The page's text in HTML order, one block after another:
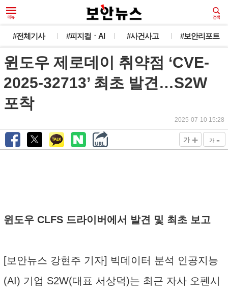
#전체기사 #피지컬ㆍAI #사건사고 #보안리포트
윈도우 제로데이 취약점 ‘CVE-
2025-32713’ 최초 발견…S2W
포착
2025-07-10 15:28
가 + 가 -
윈도우 CLFS 드라이버에서 발견 및 최초 보고
[보안뉴스 강현주 기자] 빅데이터 분석 인공지능
(AI) 기업 S2W(대표 서상덕)는 최근 자사 오펜시